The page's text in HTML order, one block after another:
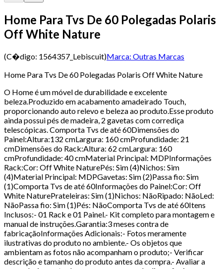
Home Para Tvs De 60 Polegadas Polaris
Off White Nature
(C�digo: 1564357_Lebiscuit)Marca: Outras Marcas
Home Para Tvs De 60 Polegadas Polaris Off White Nature
O Home é um móvel de durabilidade e excelente
beleza.Produzido em acabamento amadeirado Touch,
proporcionando auto relevo e beleza ao produto.Esse produto
ainda possui pés de madeira, 2 gavetas com corrediça
telescópicas. Comporta Tvs de até 60Dimensões do
Painel:Altura:132 cmLargura: 160 cmProfundidade: 21
cmDimensões do Rack:Altura: 62 cmLargura: 160
cmProfundidade: 40 cmMaterial Principal: MDPInformações
Rack:Cor: Off White NaturePés: Sim (4)Nichos: Sim
(4)Material Principal: MDPGavetas: Sim (2)Passa fio: Sim
(1)Comporta Tvs de até 60Informações do Painel:Cor: Off
White NaturePrateleiras: Sim (1)Nichos: NãoRipado: NãoLed:
NãoPassa fio: Sim (1)Pés: NãoComporta Tvs de até 60Itens
Inclusos:- 01 Rack e 01 Painel.- Kit completo para montagem e
manual de instruções.Garantia:3 meses contra de
fabricaçãoInformações Adicionais:- Fotos meramente
ilustrativas do produto no ambiente.- Os objetos que
ambientam as fotos não acompanham o produto;- Verificar
descrição e tamanho do produto antes da compra.- Avaliar a